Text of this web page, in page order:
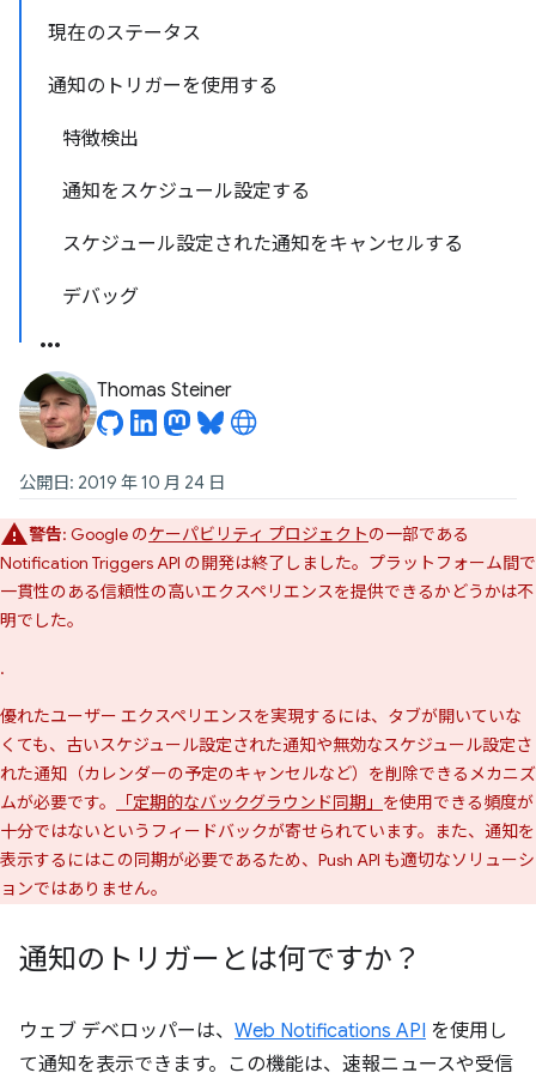
現在のステータス
通知のトリガーを使用する
特徴検出
通知をスケジュール設定する
スケジュール設定された通知をキャンセルする
デバッグ
Thomas Steiner
公開日: 2019 年 10 月 24 日
警告: Google のケーパビリティ プロジェクトの一部である
Notification Triggers API の開発は終了しました。プラットフォーム間で
一貫性のある信頼性の高いエクスペリエンスを提供できるかどうかは不
明でした。
.
優れたユーザー エクスペリエンスを実現するには、タブが開いていな
くても、古いスケジュール設定された通知や無効なスケジュール設定さ
れた通知（カレンダーの予定のキャンセルなど）を削除できるメカニズ
ムが必要です。
「定期的なバックグラウンド同期」 を使用できる頻度が
十分ではないというフィードバックが寄せられています。また、通知を
表示するにはこの同期が必要であるため、Push API も適切なソリューシ
ョンではありません。
通知のトリガーとは何ですか？
ウェブ デベロッパーは、 Web Notifications API を使用し
て通知を表示できます。この機能は、速報ニュースや受信